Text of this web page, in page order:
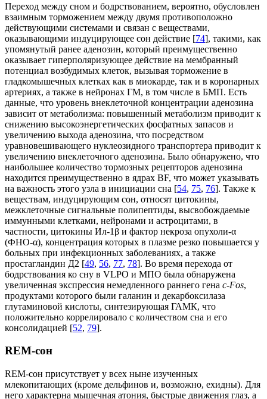
Переход между сном и бодрствованием, вероятно, обусловлен
взаимным торможением между двумя противоположно
действующими системами и связан с веществами,
оказывающими индуцирующее сон действие [74], такими, как
упомянутый ранее аденозин, который преимущественно
оказывает гиперполяризующее действие на мембранный
потенциал возбудимых клеток, вызывая торможение в
гладкомышечных клетках как в миокарде, так и в коронарных
артериях, а также в нейронах ГМ, в том числе в БМП. Есть
данные, что уровень внеклеточной концентрации аденозина
зависит от метаболизма: повышенный метаболизм приводит к
снижению высокоэнергетических фосфатных запасов и
увеличению выхода аденозина, что посредством
уравновешивающего нуклеозидного транспортера приводит к
увеличению внеклеточного аденозина. Было обнаружено, что
наибольшее количество тормозных рецепторов аденозина
находится преимущественно в ядрах BF, что может указывать
на важность этого узла в инициации сна [54, 75, 76]. Также к
веществам, индуцирующим сон, относят цитокины,
межклеточные сигнальные полипептиды, высвобождаемые
иммунными клетками, нейронами и астроцитами, в
частности, цитокины Ил-1β и фактор некроза опухоли-α
(ФНО-α), концентрация которых в плазме резко повышается у
больных при инфекционных заболеваниях, а также
простагландин Д2 [49, 56, 77, 78]. Во время перехода от
бодрствования ко сну в VLPO и МПО была обнаружена
увеличенная экспрессия немедленного раннего гена с-Fos,
продуктами которого были галанин и декарбоксилаза
глутаминовой кислоты, синтезирующая ГАМК, что
положительно коррелировало с количеством сна и его
консолидацией [52, 79].
REM-сон
REM-сон присутствует у всех ныне изученных
млекопитающих (кроме дельфинов и, возможно, ехидны). Для
него характерна мышечная атония, быстрые движения глаз, а